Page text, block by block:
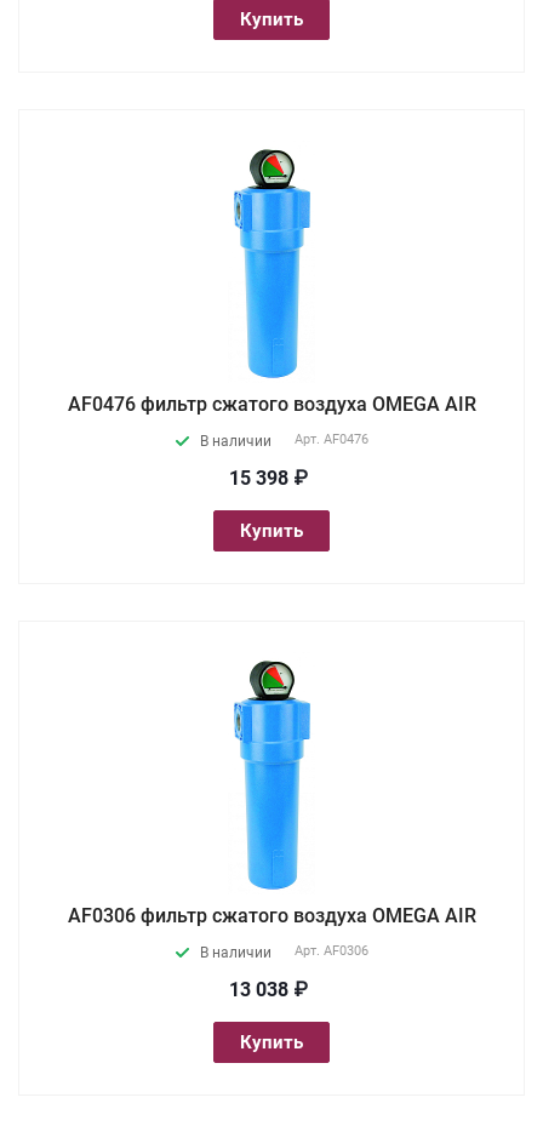
Купить
AF0476 фильтр сжатого воздуха OMEGA AIR
В наличии Арт. AF0476
15 398 ₽
Купить
AF0306 фильтр сжатого воздуха OMEGA AIR
В наличии Арт. AF0306
13 038 ₽
Купить